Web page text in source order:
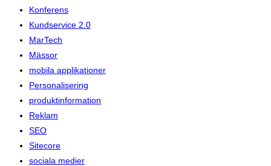
Konferens
Kundservice 2.0
MarTech
Mässor
mobila applikationer
Personalisering
produktinformation
Reklam
SEO
Sitecore
sociala medier